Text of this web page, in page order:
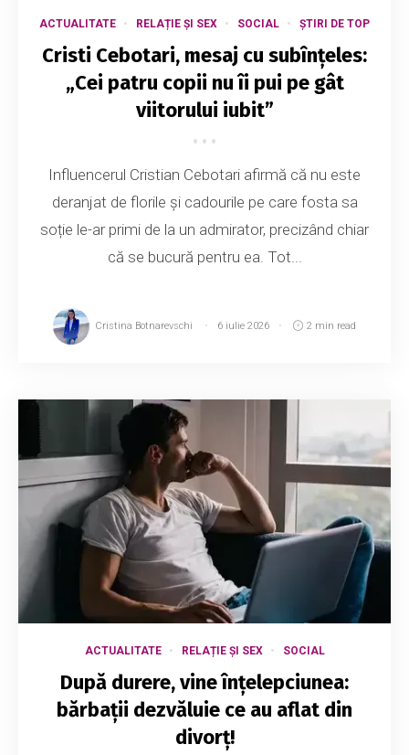
ACTUALITATE RELAȚIE ȘI SEX SOCIAL ȘTIRI DE TOP
Cristi Cebotari, mesaj cu subînțeles:
„Cei patru copii nu îi pui pe gât
viitorului iubit”
Influencerul Cristian Cebotari afirmă că nu este
deranjat de florile și cadourile pe care fosta sa
soție le-ar primi de la un admirator, precizând chiar
că se bucură pentru ea. Tot...
Cristina Botnarevschi 6 iulie 2026 2 min read
ACTUALITATE RELAȚIE ȘI SEX SOCIAL
După durere, vine înțelepciunea:
bărbații dezvăluie ce au aflat din
divorț!